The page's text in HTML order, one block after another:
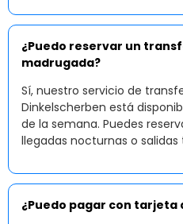
¿Puedo reservar un
madrugada?
Sí, nuestro servicio de
Dinkelscherben está
de la semana. Puedes
llegadas nocturnas o salidas
¿Puedo pagar con tarjeta